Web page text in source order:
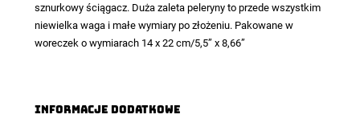
sznurkowy ściągacz. Duża zaleta peleryny to przede wszystkim
niewielka waga i małe wymiary po złożeniu. Pakowane w
woreczek o wymiarach 14 x 22 cm/5,5” x 8,66”
Informacje dodatkowe